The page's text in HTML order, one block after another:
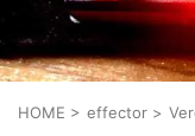
HOME > effector >